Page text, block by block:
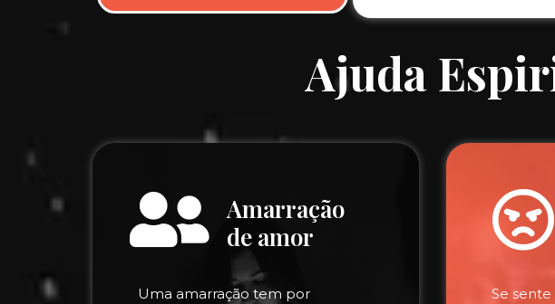
Ajuda
Amarração
de amor
Uma amarração tem por
Se